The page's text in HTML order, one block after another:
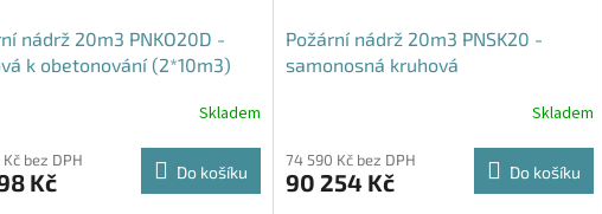
nádrž 20m3 PNKO20D -
k obetonování (2*10m3)
Skladem
bez DPH
Kč Do košíku
Požární nádrž 20m3 PNSK20 -
samonosná kruhová
Skladem
74 590 Kč bez DPH
90 254 Kč Do košíku